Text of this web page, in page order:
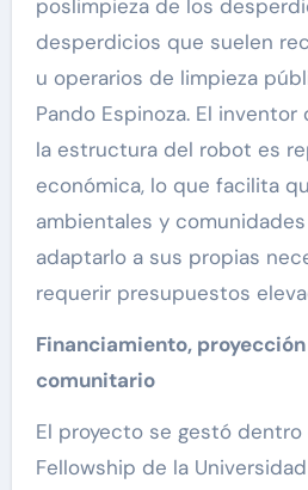
poslimpieza de los
desperdicios que suelen
u operarios de limpieza
Pando Espinoza. El
la estructura del robot es
económica, lo que facilita
ambientales y
adaptarlo a sus propias
requerir presupuestos
Financiamiento,
comunitario
El proyecto se gestó dentro
Fellowship de la